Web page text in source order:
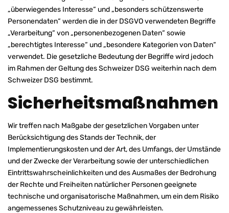
„überwiegendes Interesse“ und „besonders schützenswerte
Personendaten“ werden die in der DSGVO verwendeten Begriffe
„Verarbeitung“ von „personenbezogenen Daten“ sowie
„berechtigtes Interesse“ und „besondere Kategorien von Daten“
verwendet. Die gesetzliche Bedeutung der Begriffe wird jedoch
im Rahmen der Geltung des Schweizer DSG weiterhin nach dem
Schweizer DSG bestimmt.
Sicherheitsmaßnahmen
Wir treffen nach Maßgabe der gesetzlichen Vorgaben unter
Berücksichtigung des Stands der Technik, der
Implementierungskosten und der Art, des Umfangs, der Umstände
und der Zwecke der Verarbeitung sowie der unterschiedlichen
Eintrittswahrscheinlichkeiten und des Ausmaßes der Bedrohung
der Rechte und Freiheiten natürlicher Personen geeignete
technische und organisatorische Maßnahmen, um ein dem Risiko
angemessenes Schutzniveau zu gewährleisten.